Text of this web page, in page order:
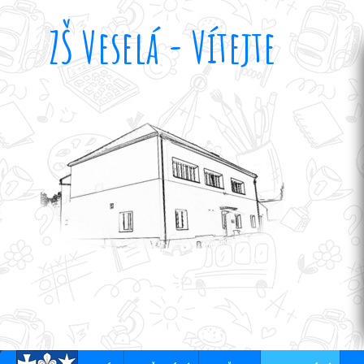
ZŠ Veselá - Vítejte